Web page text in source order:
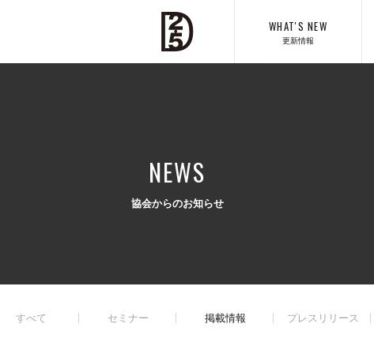
WHAT'S NEW
更新情報
NEWS
協会からのお知らせ
すべて セミナー 掲載情報 プレスリリース